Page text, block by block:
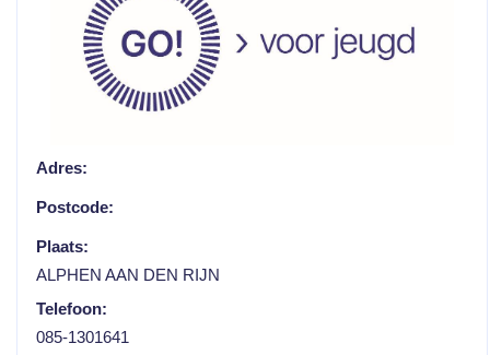
Adres:
Postcode:
Plaats:
ALPHEN AAN DEN RIJN
Telefoon:
085-1301641